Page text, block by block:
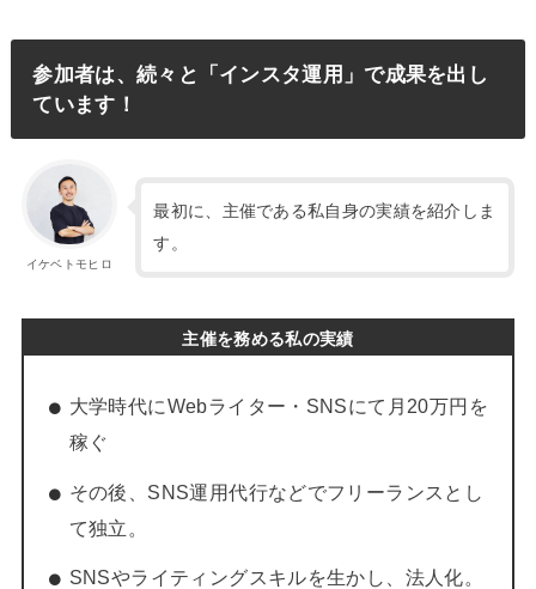
参加者は、続々と「インスタ運用」で成果を出し
ています！
イケベトモヒロ
最初に、主催である私自身の実績を紹介しま
す。
主催を務める私の実績
大学時代にWebライター・SNSにて月20万円を
稼ぐ
その後、SNS運用代行などでフリーランスとし
て独立。
SNSやライティングスキルを生かし、法人化。